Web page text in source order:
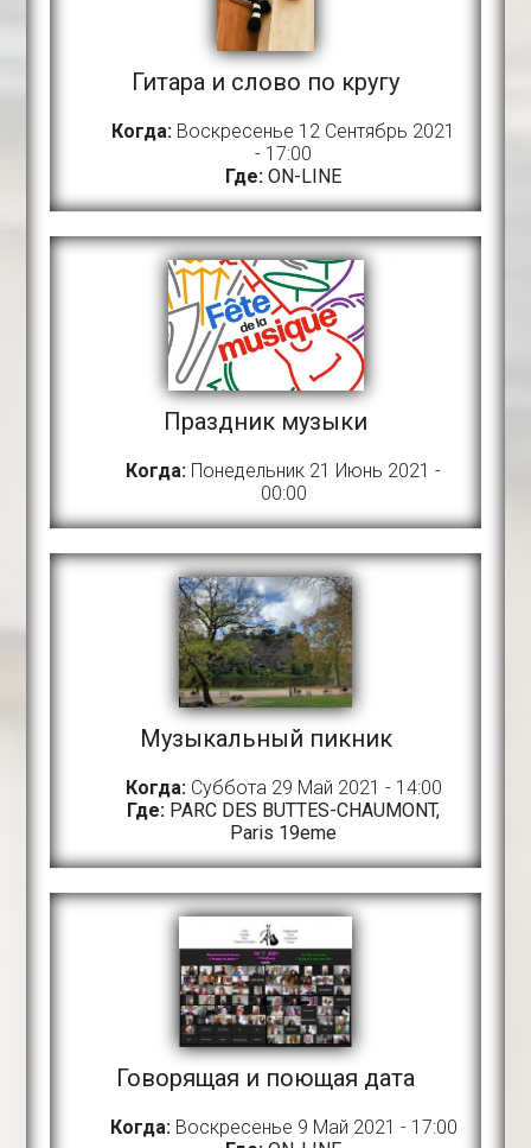
Гитара и слово по кругу
Когда: Воскресенье 12 Сентябрь 2021
- 17:00
Где: ON-LINE
Праздник музыки
Когда: Понедельник 21 Июнь 2021 -
00:00
Музыкальный пикник
Когда:Суббота 29 Май 2021 - 14:00
Где: PARC DES BUTTES-CHAUMONT,
Paris 19eme
Говорящая и поющая дата
Когда:Воскресенье 9 Май 2021 - 17:00